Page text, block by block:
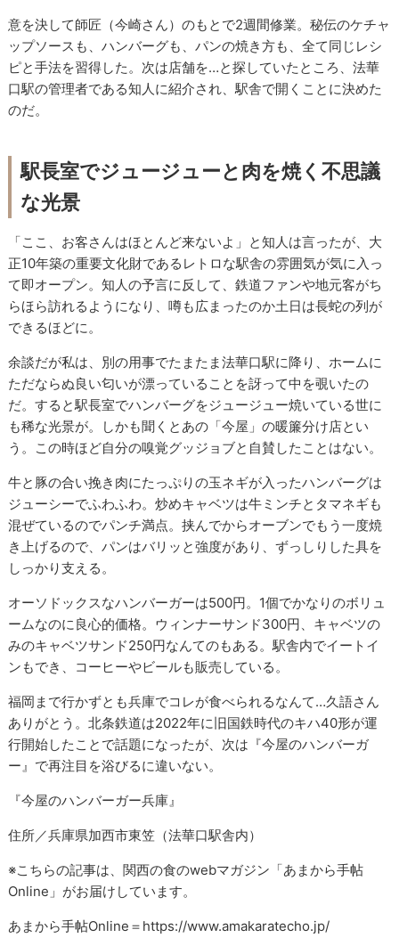
意を決して師匠（今崎さん）のもとで2週間修業。秘伝のケチャ
ップソースも、ハンバーグも、パンの焼き方も、全て同じレシ
ピと手法を習得した。次は店舗を…と探していたところ、法華
口駅の管理者である知人に紹介され、駅舎で開くことに決めた
のだ。
駅長室でジュージューと肉を焼く不思議
な光景
「ここ、お客さんはほとんど来ないよ」と知人は言ったが、大
正10年築の重要文化財であるレトロな駅舎の雰囲気が気に入っ
て即オープン。知人の予言に反して、鉄道ファンや地元客がち
らほら訪れるようになり、噂も広まったのか土日は長蛇の列が
できるほどに。
余談だが私は、別の用事でたまたま法華口駅に降り、ホームに
ただならぬ良い匂いが漂っていることを訝って中を覗いたの
だ。すると駅長室でハンバーグをジュージュー焼いている世に
も稀な光景が。しかも聞くとあの「今屋」の暖簾分け店とい
う。この時ほど自分の嗅覚グッジョブと自賛したことはない。
牛と豚の合い挽き肉にたっぷりの玉ネギが入ったハンバーグは
ジューシーでふわふわ。炒めキャベツは牛ミンチとタマネギも
混ぜているのでパンチ満点。挟んでからオーブンでもう一度焼
き上げるので、パンはバリッと強度があり、ずっしりした具を
しっかり支える。
オーソドックスなハンバーガーは500円。1個でかなりのボリュ
ームなのに良心的価格。ウィンナーサンド300円、キャベツの
みのキャベツサンド250円なんてのもある。駅舎内でイートイ
ンもでき、コーヒーやビールも販売している。
福岡まで行かずとも兵庫でコレが食べられるなんて…久語さん
ありがとう。北条鉄道は2022年に旧国鉄時代のキハ40形が運
行開始したことで話題になったが、次は『今屋のハンバーガ
ー』で再注目を浴びるに違いない。
『今屋のハンバーガー兵庫』
住所／兵庫県加西市東笠（法華口駅舎内）
※こちらの記事は、関西の食のwebマガジン「あまから手帖
Online」がお届けしています。
あまから手帖Online＝https://www.amakaratecho.jp/